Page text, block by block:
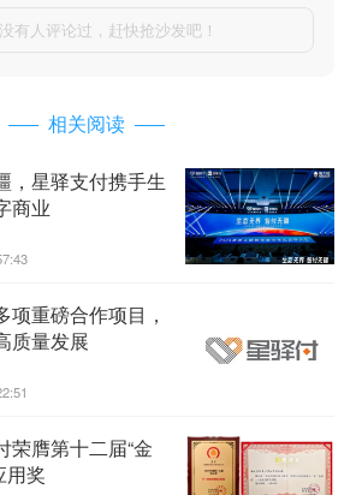
有人评论过，赶快抢沙发吧！
相关阅读
，星驿支付携手生
商业
重磅合作项目，
质量发展
荣膺第十二届“金
用奖